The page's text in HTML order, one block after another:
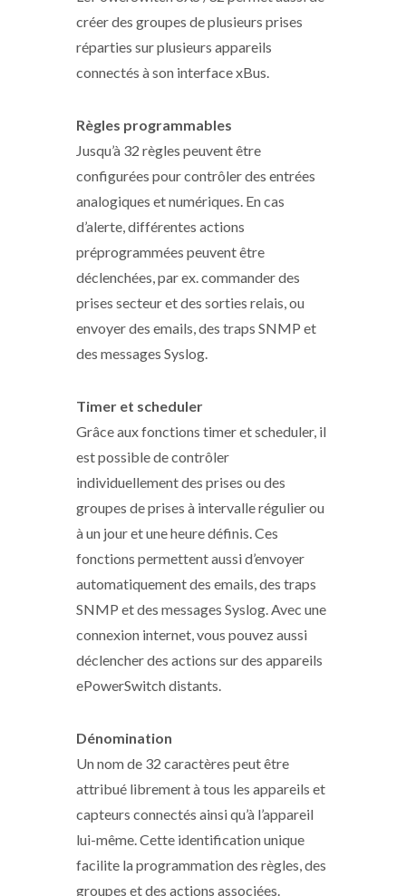
créer des groupes de plusieurs prises
réparties sur plusieurs appareils
connectés à son interface xBus.
Règles programmables
Jusqu’à 32 règles peuvent être
configurées pour contrôler des entrées
analogiques et numériques. En cas
d’alerte, différentes actions
préprogrammées peuvent être
déclenchées, par ex. commander des
prises secteur et des sorties relais, ou
envoyer des emails, des traps SNMP et
des messages Syslog.
Timer et scheduler
Grâce aux fonctions timer et scheduler, il
est possible de contrôler
individuellement des prises ou des
groupes de prises à intervalle régulier ou
à un jour et une heure définis. Ces
fonctions permettent aussi d’envoyer
automatiquement des emails, des traps
SNMP et des messages Syslog. Avec une
connexion internet, vous pouvez aussi
déclencher des actions sur des appareils
ePowerSwitch distants.
Dénomination
Un nom de 32 caractères peut être
attribué librement à tous les appareils et
capteurs connectés ainsi qu’à l’appareil
lui-même. Cette identification unique
facilite la programmation des règles, des
groupes et des actions associées.